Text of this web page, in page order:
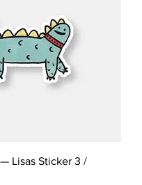
Lisas Sticker 3 /